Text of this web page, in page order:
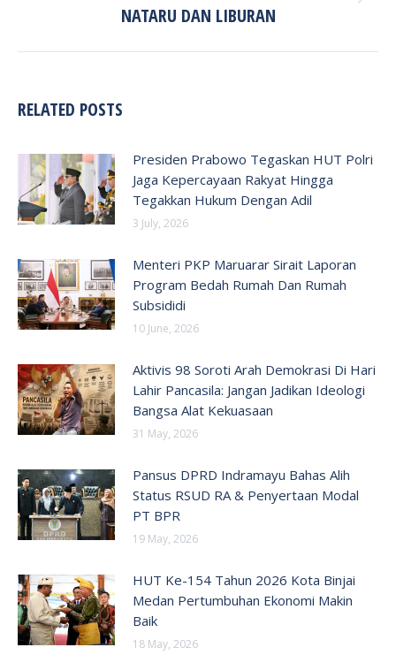
post:
NATARU DAN LIBURAN
RELATED POSTS
Presiden Prabowo Tegaskan HUT Polri
Jaga Kepercayaan Rakyat Hingga
Tegakkan Hukum Dengan Adil
3 July, 2026
Menteri PKP Maruarar Sirait Laporan
Program Bedah Rumah Dan Rumah
Subsididi
10 June, 2026
Aktivis 98 Soroti Arah Demokrasi Di Hari
Lahir Pancasila: Jangan Jadikan Ideologi
Bangsa Alat Kekuasaan
31 May, 2026
Pansus DPRD Indramayu Bahas Alih
Status RSUD RA & Penyertaan Modal
PT BPR
19 May, 2026
HUT Ke-154 Tahun 2026 Kota Binjai
Medan Pertumbuhan Ekonomi Makin
Baik
18 May, 2026